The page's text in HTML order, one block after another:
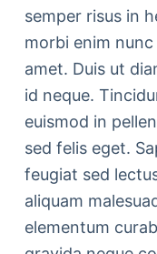
semper risus in
morbi enim
amet. Duis ut
id neque.
euismod in
sed felis eget.
feugiat sed
aliquam
elementum